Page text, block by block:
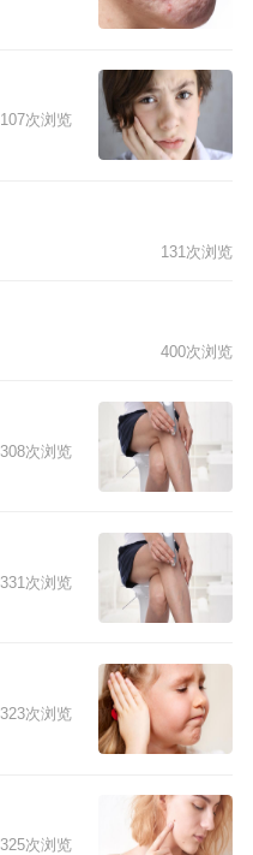
107次浏览
131次浏览
400次浏览
308次浏览
331次浏览
323次浏览
325次浏览